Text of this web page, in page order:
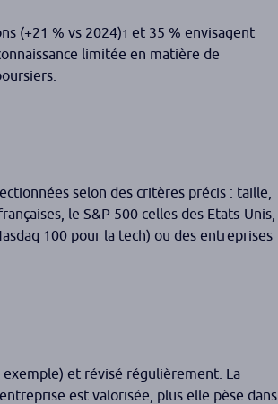
(+21 % vs 2024)1 et 35 % envisagent
limitée en matière de
selon des critères précis : taille,
le S&P 500 celles des Etats-Unis,
100 pour la tech) ou des entreprises
et révisé régulièrement. La
est valorisée, plus elle pèse dans